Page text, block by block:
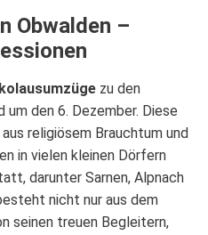
Obwalden –
zu den
den 6. Dezember. Diese
religiösem Brauchtum und
in vielen kleinen Dörfern
darunter Sarnen, Alpnach
nicht nur aus dem
seinen treuen Begleitern,